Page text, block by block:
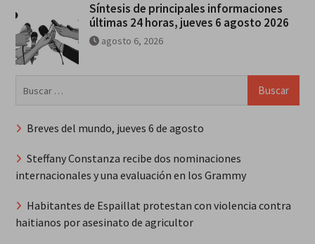
Síntesis de principales informaciones
últimas 24 horas, jueves 6 agosto 2026
agosto 6, 2026
Breves del mundo, jueves 6 de agosto
Steffany Constanza recibe dos nominaciones
internacionales y una evaluación en los Grammy
Habitantes de Espaillat protestan con violencia contra
haitianos por asesinato de agricultor